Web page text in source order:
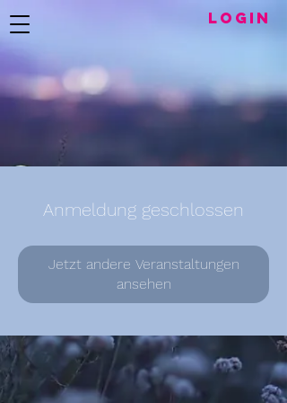
LogIN
Anmeldung geschlossen
Jetzt andere Veranstaltungen
ansehen